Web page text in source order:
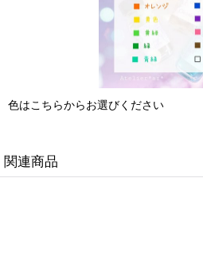
色はこちらからお選びください
関連商品